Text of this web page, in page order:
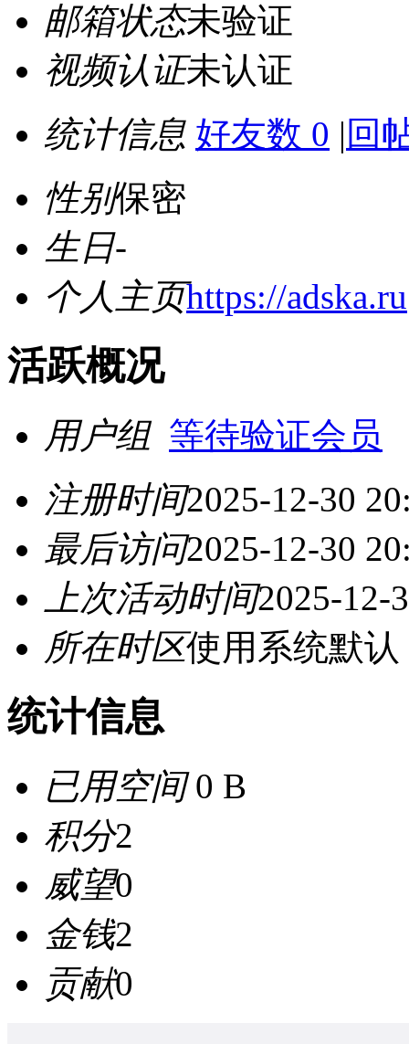
邮箱状态未验证
视频认证未认证
统计信息 好友数 0 | 回
性别保密
生日-
个人主页https://adska.ru
活跃概况
用户组 等待验证会员
注册时间2025-12-30
最后访问2025-12-30
上次活动时间2025-12-
所在时区使用系统默认
统计信息
已用空间0 B
积分2
威望0
金钱2
贡献0